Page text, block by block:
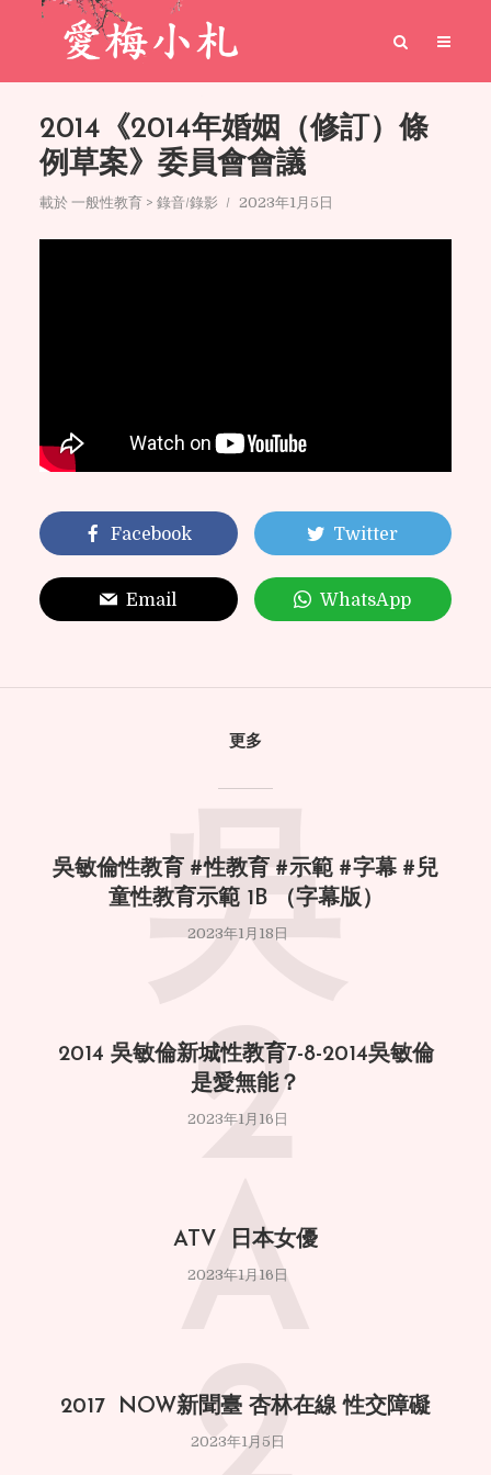
2014《2014年婚姻（修訂）條
例草案》委員會會議
載於 一般性教育 > 錄音/錄影 2023年1月5日
Facebook Twitter
Email WhatsApp
更多
吳敏倫性教育 #性教育 #示範 #字幕 #兒
童性教育示範 1B （字幕版）
2023年1月18日
吳
2014 吳敏倫新城性教育7-8-2014吳敏倫
是愛無能？
2023年1月16日
2
ATV 日本女優
2023年1月16日
A
2017 NOW新聞臺 杏林在線 性交障礙
2023年1月5日